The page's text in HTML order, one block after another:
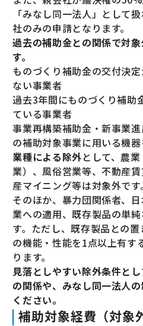
「みなし同一法人」として
社のみの申請となります。
過去の補助金との関係で対
す。
ものづくり補助金の交付決
ない事業者
過去3年間にものづくり補助
ている事業者
事業再構築補助金・新事業
の補助対象事業に用いる機
業種による除外として、農
業）、風俗営業等、不動産
産マイニング等は対象外です。
そのほか、暴力団関係者、
業への適用、既存製品の単
す。ただし、既存製品との
の機能・性能を1点以上有す
ります。
見落としやすい除外条件と
の関係や、みなし同一法人
ください。
補助対象経費（対象